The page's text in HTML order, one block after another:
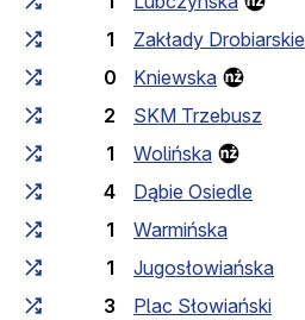
1
Zakłady Drobiarskie
0
Kniewska
2
SKM Trzebusz
1
Wolińska
4
Dąbie Osiedle
1
Warmińska
1
Jugosłowiańska
3
Plac Słowiański